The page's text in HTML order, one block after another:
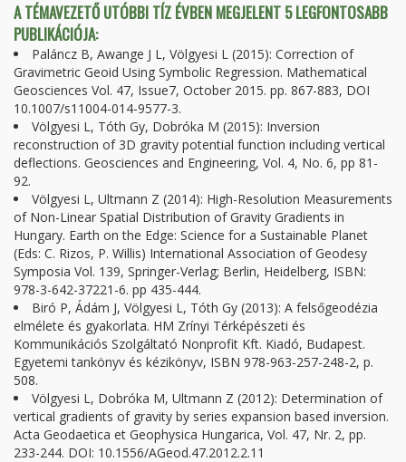
A TÉMAVEZETŐ UTÓBBI TÍZ ÉVBEN MEGJELENT 5 LEGFONTOSABB
PUBLIKÁCIÓJA:
Paláncz B, Awange J L, Völgyesi L (2015): Correction of
Gravimetric Geoid Using Symbolic Regression. Mathematical
Geosciences Vol. 47, Issue7, October 2015. pp. 867-883, DOI
10.1007/s11004-014-9577-3.
Völgyesi L, Tóth Gy, Dobróka M (2015): Inversion
reconstruction of 3D gravity potential function including vertical
deflections. Geosciences and Engineering, Vol. 4, No. 6, pp 81-
92.
Völgyesi L, Ultmann Z (2014): High-Resolution Measurements
of Non-Linear Spatial Distribution of Gravity Gradients in
Hungary. Earth on the Edge: Science for a Sustainable Planet
(Eds: C. Rizos, P. Willis) International Association of Geodesy
Symposia Vol. 139, Springer-Verlag; Berlin, Heidelberg, ISBN:
978-3-642-37221-6. pp 435-444.
Biró P, Ádám J, Völgyesi L, Tóth Gy (2013): A felsőgeodézia
elmélete és gyakorlata. HM Zrínyi Térképészeti és
Kommunikációs Szolgáltató Nonprofit Kft. Kiadó, Budapest.
Egyetemi tankönyv és kézikönyv, ISBN 978-963-257-248-2, p.
508.
Völgyesi L, Dobróka M, Ultmann Z (2012): Determination of
vertical gradients of gravity by series expansion based inversion.
Acta Geodaetica et Geophysica Hungarica, Vol. 47, Nr. 2, pp.
233-244. DOI: 10.1556/AGeod.47.2012.2.11